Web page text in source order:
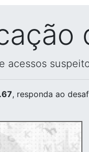
acessos
, responda ao